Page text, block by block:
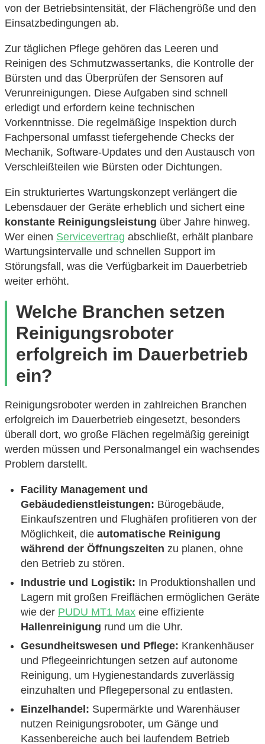
von der Betriebsintensität, der Flächengröße und den
Einsatzbedingungen ab.
Zur täglichen Pflege gehören das Leeren und
Reinigen des Schmutzwassertanks, die Kontrolle der
Bürsten und das Überprüfen der Sensoren auf
Verunreinigungen. Diese Aufgaben sind schnell
erledigt und erfordern keine technischen
Vorkenntnisse. Die regelmäßige Inspektion durch
Fachpersonal umfasst tiefergehende Checks der
Mechanik, Software-Updates und den Austausch von
Verschleißteilen wie Bürsten oder Dichtungen.
Ein strukturiertes Wartungskonzept verlängert die
Lebensdauer der Geräte erheblich und sichert eine
konstante Reinigungsleistung über Jahre hinweg.
Wer einen Servicevertrag abschließt, erhält planbare
Wartungsintervalle und schnellen Support im
Störungsfall, was die Verfügbarkeit im Dauerbetrieb
weiter erhöht.
Welche Branchen setzen
Reinigungsroboter
erfolgreich im Dauerbetrieb
ein?
Reinigungsroboter werden in zahlreichen Branchen
erfolgreich im Dauerbetrieb eingesetzt, besonders
überall dort, wo große Flächen regelmäßig gereinigt
werden müssen und Personalmangel ein wachsendes
Problem darstellt.
Facility Management und
Gebäudedienstleistungen: Bürogebäude,
Einkaufszentren und Flughäfen profitieren von der
Möglichkeit, die automatische Reinigung
während der Öffnungszeiten zu planen, ohne
den Betrieb zu stören.
Industrie und Logistik: In Produktionshallen und
Lagern mit großen Freiflächen ermöglichen Geräte
wie der PUDU MT1 Max eine effiziente
Hallenreinigung rund um die Uhr.
Gesundheitswesen und Pflege: Krankenhäuser
und Pflegeeinrichtungen setzen auf autonome
Reinigung, um Hygienestandards zuverlässig
einzuhalten und Pflegepersonal zu entlasten.
Einzelhandel: Supermärkte und Warenhäuser
nutzen Reinigungsroboter, um Gänge und
Kassenbereiche auch bei laufendem Betrieb